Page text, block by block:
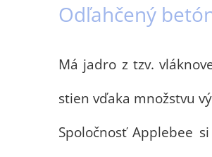
Odľahčený
Má jadro z tzv.
stien vďaka množstvu
Spoločnosť Applebee